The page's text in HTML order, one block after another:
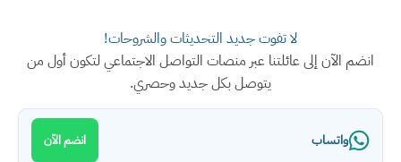
لا تفوت جديد التحديثات والشروحات!
انضم الآن إلى عائلتنا عبر منصات التواصل الاجتماعي لتكون أول من
يتوصل بكل جديد وحصري.
واتساب انضم الآن